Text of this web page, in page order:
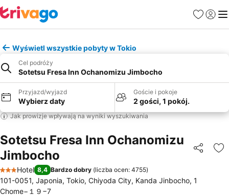
Ulubione
Wyświetl wszystkie pobyty w Tokio
Cel podróży
Sotetsu Fresa Inn Ochanomizu Jimbocho
Przyjazd/wyjazd
Wybierz daty
Goście i pokoje
2 gości, 1 pokój.
Jak prowizje wpływają na wyniki wyszukiwania
Sotetsu Fresa Inn Ochanomizu
Jimbocho
3 Kategoria
Hotel 8,4 Bardzo dobry (liczba ocen: 4755)
101-0051, Japonia, Tokio, Chiyoda City, Kanda Jinbocho, 1
Chome−１９−7